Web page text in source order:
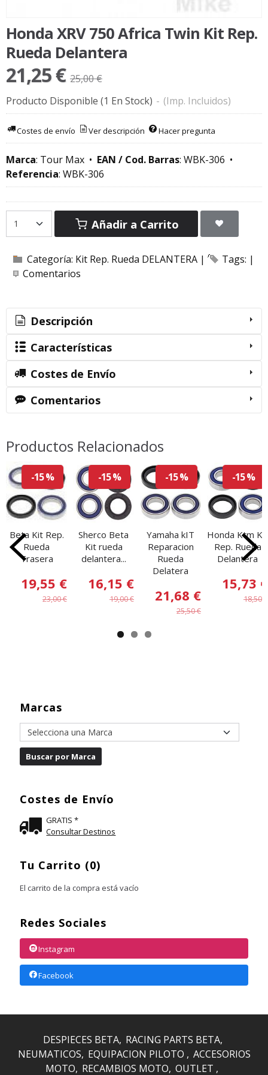
Marcas
Costes de Envío
GRATIS *
Consultar Destinos
Tu Carrito (0)
El carrito de la compra está vacío
Redes Sociales
Instagram
Facebook
Honda XRV 750 Africa Twin Kit Rep.
Rueda Delantera
21,25 € 25,00 €
Producto Disponible (1 En Stock) - (Imp. Incluidos)
Costes de envío Ver descripción Hacer pregunta
Marca: Tour Max • EAN / Cod. Barras: WBK-306 •
Referencia: WBK-306
Añadir a Carrito
Categoría: Kit Rep. Rueda DELANTERA | Tags: |
Comentarios
Descripción
Características
Costes de Envío
Comentarios
Productos Relacionados
-15 %
Beta Kit Rep.
Rueda
Trasera
19,55 €
23,00 €
-15 %
Sherco Beta
Kit rueda
delantera...
16,15 €
19,00 €
-15 %
Yamaha kIT
Reparacion
Rueda
Delatera
21,68 €
25,50 €
-15 %
Honda Ktm Kit
Rep. Rueda
Delantera
15,73 €
18,50 €
DESPIECES BETA RACING PARTS BETA
NEUMATICOS EQUIPACION PILOTO
ACCESORIOS
MOTO RECAMBIOS MOTO OUTLET